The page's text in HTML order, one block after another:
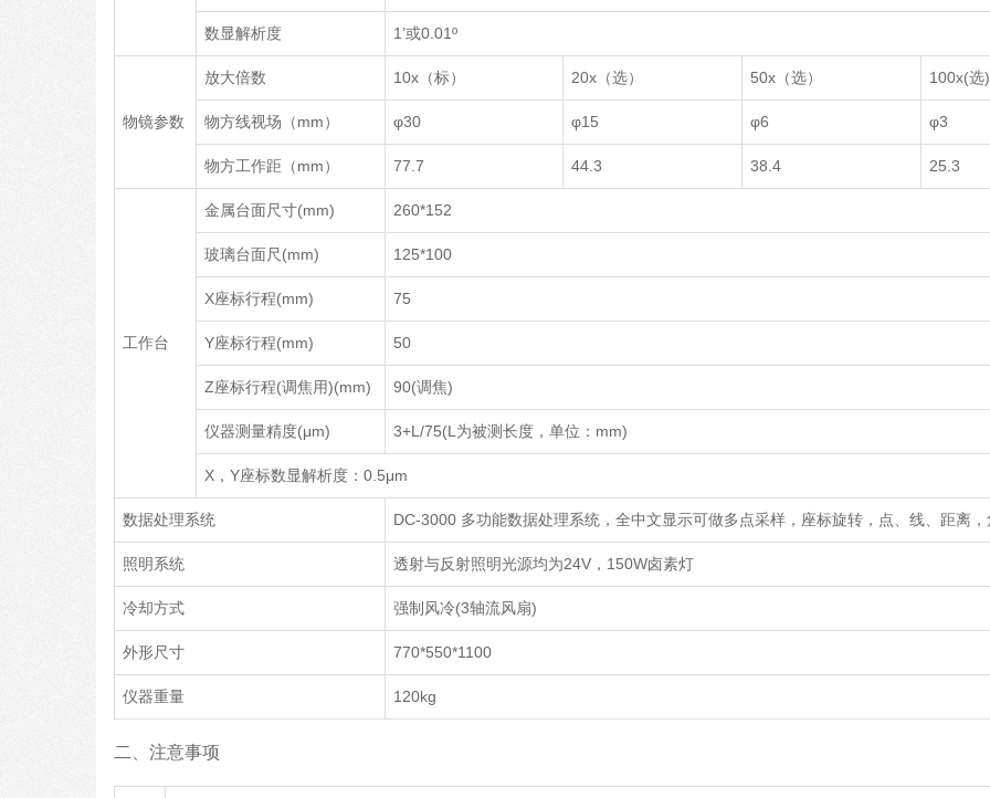
数显解析度 1’或0.01º
物镜参数
放大倍数 10x（标） 20x（选） 50x（选） 100x(选)
物方线视场（mm） φ30 φ15 φ6 φ3
物方工作距（mm） 77.7 44.3 38.4 25.3
工作台
金属台面尺寸(mm) 260*152
玻璃台面尺(mm) 125*100
X座标行程(mm) 75
Y座标行程(mm) 50
Z座标行程(调焦用)(mm) 90(调焦)
仪器测量精度(μm) 3+L/75(L为被测长度，单位：mm)
X，Y座标数显解析度：0.5μm
数据处理系统 DC-3000 多功能数据处理系统，全中文显示可做多点采样，座标旋转，点、线、距离
照明系统 透射与反射照明光源均为24V，150W卤素灯
冷却方式 强制风冷(3轴流风扇)
外形尺寸 770*550*1100
仪器重量 120kg
二、注意事项